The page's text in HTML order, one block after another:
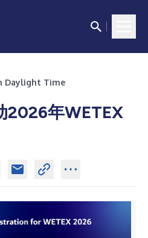
Daylight Time
2026年WETEX